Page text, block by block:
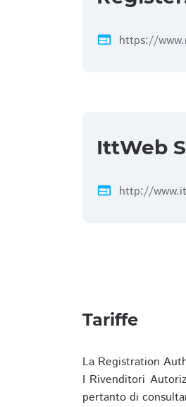
web https://
IttWeb
web http://
Tariffe
La Registration
I Rivenditori
pertanto di